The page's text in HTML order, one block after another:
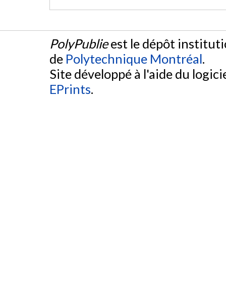
PolyPublieest le dépôt
de Polytechnique Montréal.
Site développé à l'aide du
EPrints.